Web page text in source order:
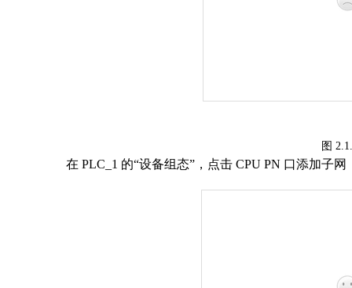
图
在 PLC_1 的“设备组态”，点击 CPU PN 口添加子网